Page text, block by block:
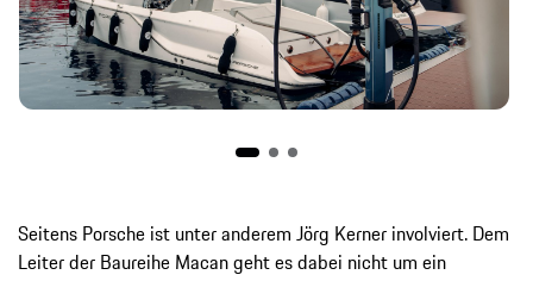
Seitens Porsche ist unter anderem Jörg Kerner involviert. Dem
Leiter der Baureihe Macan geht es dabei nicht um ein